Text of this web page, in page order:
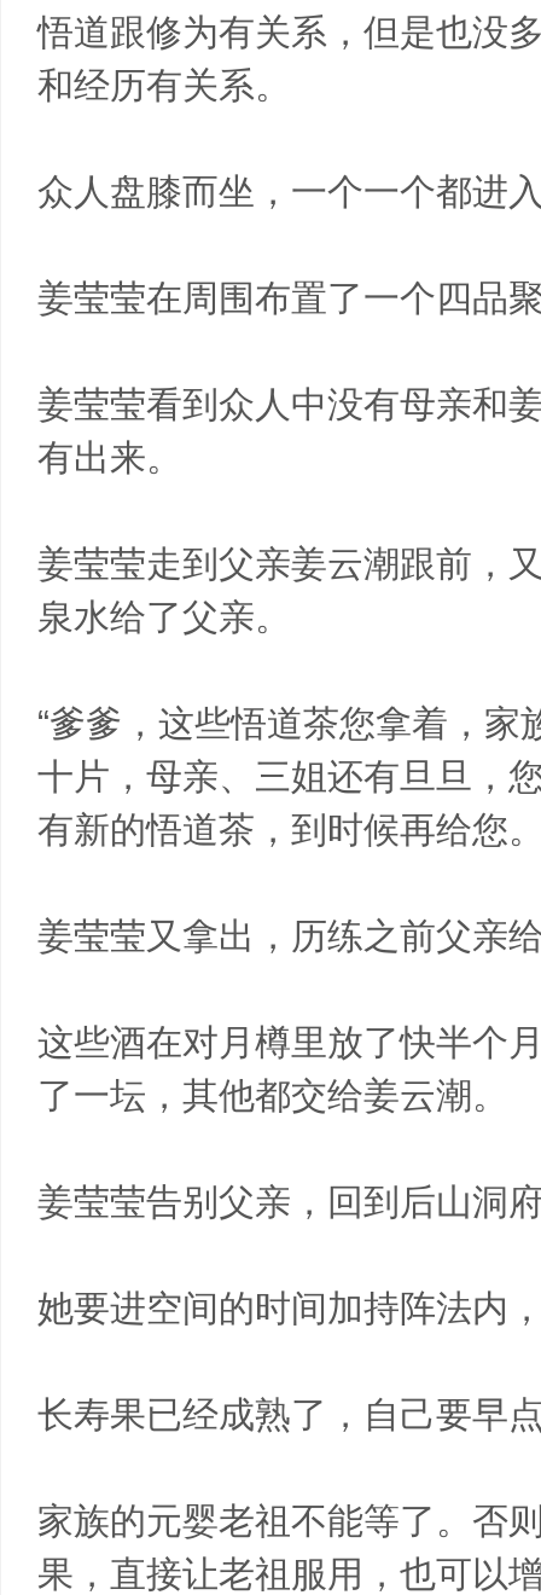
悟道跟修为有关系，但是也没
和经历有关系。
众人盘膝而坐，一个一个都进
姜莹莹在周围布置了一个四品
姜莹莹看到众人中没有母亲和
有出来。
姜莹莹走到父亲姜云潮跟前，
泉水给了父亲。
“爹爹，这些悟道茶您拿着，
十片，母亲、三姐还有旦旦，
有新的悟道茶，到时候再给您
姜莹莹又拿出，历练之前父亲
这些酒在对月樽里放了快半个
了一坛，其他都交给姜云潮。
姜莹莹告别父亲，回到后山洞
她要进空间的时间加持阵法内
长寿果已经成熟了，自己要早
家族的元婴老祖不能等了。否
果，直接让老祖服用，也可以